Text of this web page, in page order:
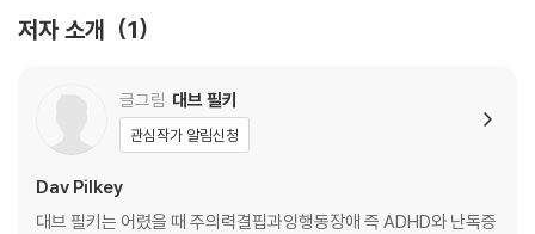
저자 소개 1
글그림 대브 필키
관심작가 알림신청
Dav Pilkey
대브 필키는 어렸을 때 주의력결핍과잉행동장애 즉 ADHD와 난독증